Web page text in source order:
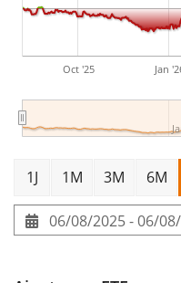
Oct '25 Jan
1J 1M 3M 6M
06/08/2025 - 06/